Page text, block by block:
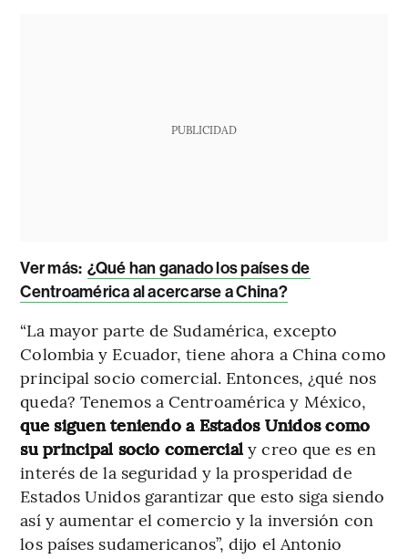
PUBLICIDAD
Ver más: ¿Qué han ganado los países de
Centroamérica al acercarse a China?
“La mayor parte de Sudamérica, excepto
Colombia y Ecuador, tiene ahora a China como
principal socio comercial. Entonces, ¿qué nos
queda? Tenemos a Centroamérica y México,
que siguen teniendo a Estados Unidos como
su principal socio comercialy creo que es en
interés de la seguridad y la prosperidad de
Estados Unidos garantizar que esto siga siendo
así y aumentar el comercio y la inversión con
los países sudamericanos”, dijo el Antonio